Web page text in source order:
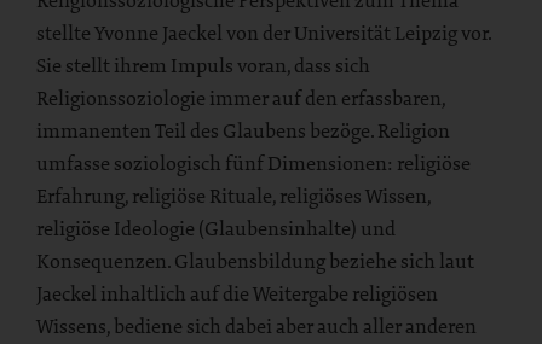
stellte Yvonne Jaeckel von der Universität Leipzig vor.
Sie stellt ihrem Impuls voran, dass sich
Religionssoziologie immer auf den erfassbaren,
immanenten Teil des Glaubens bezöge. Religion
umfasse soziologisch fünf Dimensionen: religiöse
Erfahrung, religiöse Rituale, religiöses Wissen,
religiöse Ideologie (Glaubensinhalte) und
Konsequenzen. Glaubensbildung beziehe sich laut
Jaeckel inhaltlich auf die Weitergabe religiösen
Wissens, bediene sich dabei aber auch aller anderen